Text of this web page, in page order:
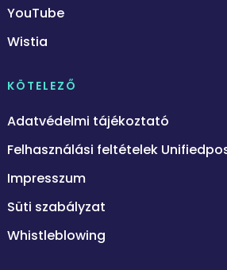
YouTube
Wistia
KÖTELEZŐ
Adatvédelmi tájékoztató
Felhasználási feltételek
Impresszum
Süti szabályzat
Whistleblowing